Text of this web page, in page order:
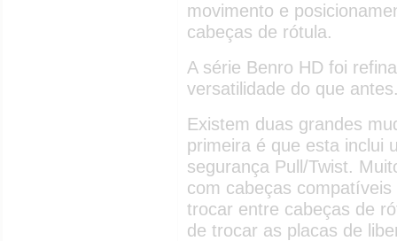
movimento e
cabeças de rótula.
A série Benro HD foi
versatilidade do que
Existem duas grandes
primeira é que esta inclui
segurança Pull/Twist.
com cabeças
trocar entre cabeças de
de trocar as placas de